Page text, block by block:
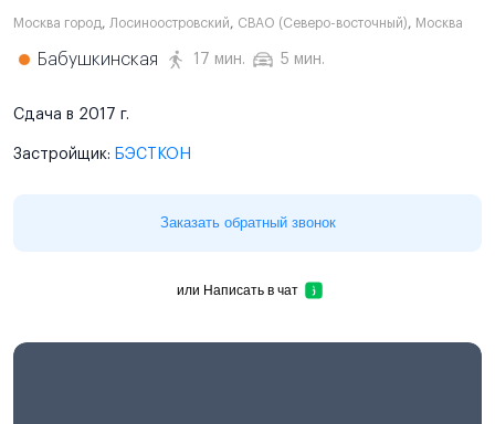
Москва город, Лосиноостровский, СВАО (Северо-восточный), Москва
Бабушкинская 17 мин. 5 мин.
Сдача в 2017 г.
Застройщик: БЭСТКОН
Заказать обратный звонок
или Написать в чат